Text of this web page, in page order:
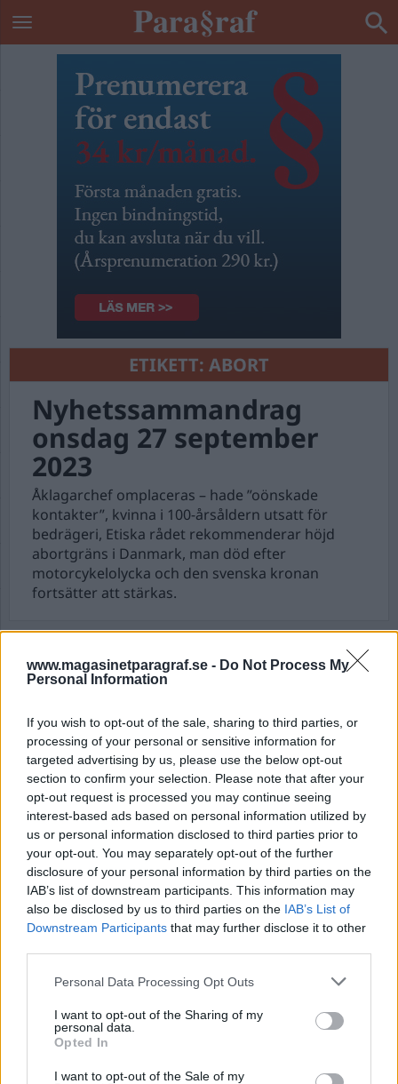
www.magasinetparagraf.se - Do Not Process My
Personal Information
If you wish to opt-out of the sale, sharing to third parties, or
processing of your personal or sensitive information for
targeted advertising by us, please use the below opt-out
section to confirm your selection. Please note that after your
opt-out request is processed you may continue seeing
interest-based ads based on personal information utilized by
us or personal information disclosed to third parties prior to
your opt-out. You may separately opt-out of the further
disclosure of your personal information by third parties on the
IAB’s list of downstream participants. This information may
also be disclosed by us to third parties on the IAB’s List of
Downstream Participants that may further disclose it to other
Personal Data Processing Opt Outs
I want to opt-out of the Sharing of my
personal data.
Opted In
I want to opt-out of the Sale of my
ETIKETT: ABORT
Nyhetssammandrag
onsdag 27 september
2023
Åklagarchef omplaceras – hade ”oönskade
kontakter”, kvinna i 100-årsåldern utsatt för
bedrägeri, Etiska rådet rekommenderar höjd
abortgräns i Danmark, man död efter
motorcykelolycka och den svenska kronan
fortsätter att stärkas.
Nyhetssammandrag
onsdag 4 maj 2022
Abort kan komma att förbjudas av delstater i
USA, Astrid Lindgren utpekas som nazist och
polis utredde mord av en docka. Här är det
senaste dygnets nyhetssammandrag.
Nyhetssammandrag
lördag 30 april 2022
Sju kvinnor har hittills i år mördats av sina män
eller exmän, den före detta tennisstjärnan Boris
Becker döms för ekonomisk brottslighet till två
år och sex månaders fängelse, två män är
anhållna för inblandning i mordet på gymmet i
Göteborg och blir aborter en valfråga i höstens
riksdagsval? Det är det senaste dygnets
nyhetssammandrag.